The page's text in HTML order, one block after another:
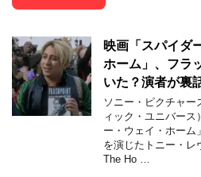
映画「スパイダ
ホーム」、フラ
いた？演者が裏
ソニー・ピクチャー
ィック・ユニバース
ー・ウェイ・ホーム
を演じたトニー・レ
The Ho …